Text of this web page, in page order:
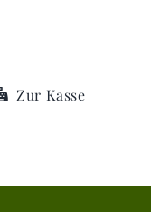
Zur Kasse